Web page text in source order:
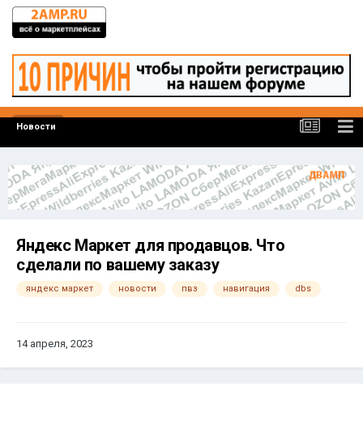
Новости
Яндекс Маркет для продавцов. Что
сделали по вашему заказу
яндекс маркет новости пвз навигация dbs
14 апреля, 2023